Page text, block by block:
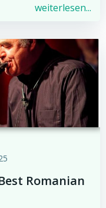
weiterlesen...
Romanian